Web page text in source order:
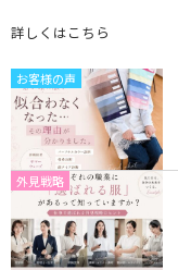
詳しくはこちら
お客様の声
外見戦略